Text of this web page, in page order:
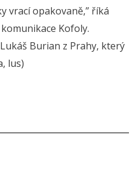
vrací opakovaně,” říká
Kofoly.
Burian z Prahy, který
lus)